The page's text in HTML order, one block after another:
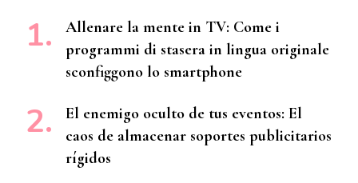
Allenare la mente in TV: Come i
programmi di stasera in lingua originale
sconfiggono lo smartphone
El enemigo oculto de tus eventos: El
caos de almacenar soportes publicitarios
rígidos